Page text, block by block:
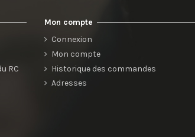
RC
Mon compte
Connexion
Mon compte
Historique des commandes
Adresses